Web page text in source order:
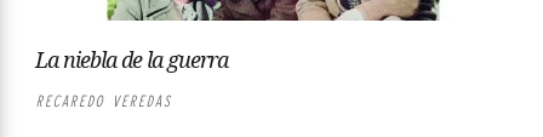
La niebla de la guerra
RECAREDO VEREDAS